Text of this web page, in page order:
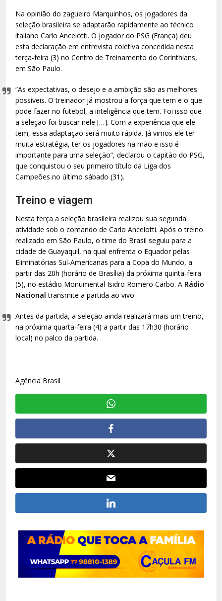
Na opinião do zagueiro Marquinhos, os jogadores da
seleção brasileira se adaptarão rapidamente ao técnico
italiano Carlo Ancelotti. O jogador do PSG (França) deu
esta declaração em entrevista coletiva concedida nesta
terça-feira (3) no Centro de Treinamento do Corinthians,
em São Paulo.
“As expectativas, o desejo e a ambição são as melhores
possíveis. O treinador já mostrou a força que tem e o que
pode fazer no futebol, a inteligência que tem. Foi isso que
a seleção foi buscar nele […]. Com a experiência que ele
tem, essa adaptação será muito rápida. Já vimos ele ter
muita estratégia, ter os jogadores na mão e isso é
importante para uma seleção”, declarou o capitão do PSG,
que conquistou o seu primeiro título da Liga dos
Campeões no último sábado (31).
Treino e viagem
Nesta terça a seleção brasileira realizou sua segunda
atividade sob o comando de Carlo Ancelotti. Após o treino
realizado em São Paulo, o time do Brasil seguiu para a
cidade de Guayaquil, na qual enfrenta o Equador pelas
Eliminatórias Sul-Americanas para a Copa do Mundo, a
partir das 20h (horário de Brasília) da próxima quinta-feira
(5), no estádio Monumental Isidro Romero Carbo. A Rádio
Nacional transmite a partida ao vivo.
Antes da partida, a seleção ainda realizará mais um treino,
na próxima quarta-feira (4) a partir das 17h30 (horário
local) no palco da partida.
Agência Brasil